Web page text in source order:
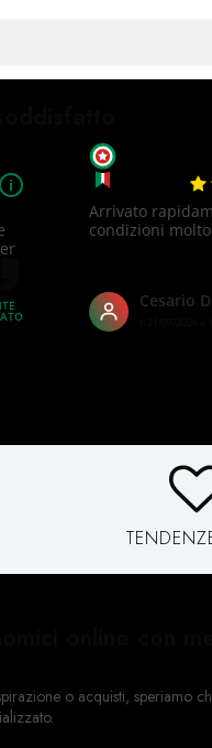
o acquisti, speriamo